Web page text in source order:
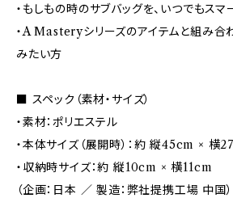
・もしもの時のサブバッグを、いつでもス
・A Masteryシリーズのアイテムと組み合
みたい方
■ スペック（素材・サイズ）
・素材：ポリエステル
・本体サイズ（展開時）：約 縦45cm ×
・収納時サイズ：約 縦10cm × 横11cm
（企画：日本 ／ 製造：弊社提携工場 中国）